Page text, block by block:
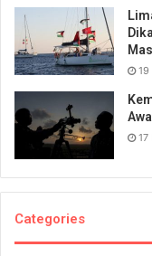
19
17
Categories